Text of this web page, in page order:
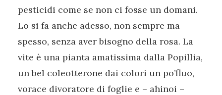
pesticidi come se non ci fosse un domani.
Lo si fa anche adesso, non sempre ma
spesso, senza aver bisogno della rosa. La
vite è una pianta amatissima dalla Popillia,
un bel coleotterone dai colori un po’fluo,
vorace divoratore di foglie e – ahinoi –